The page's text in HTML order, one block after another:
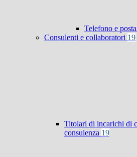
Telefono e
Consulenti e collaboratori 19
Titolari di incarichi di
consulenza 19